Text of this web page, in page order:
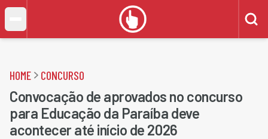
HOME CONCURSO
Convocação de aprovados no concurso
para Educação da Paraíba deve
acontecer até início de 2026